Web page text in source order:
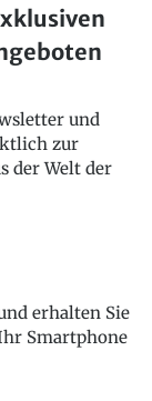
und
zur
der Welt der
erhalten Sie
Smartphone